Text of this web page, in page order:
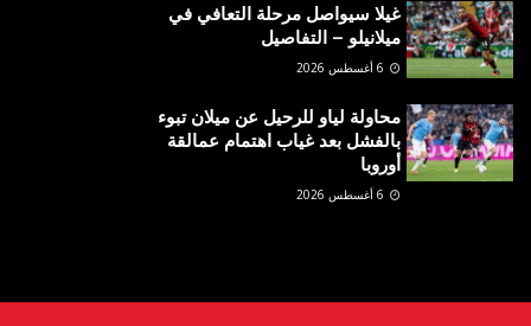
غيلا سيواصل مرحلة التعافي في
ميلانيلو – التفاصيل
محاولة لياو للرحيل عن ميلان تبوء
بالفشل بعد غياب اهتمام عمالقة
أوروبا